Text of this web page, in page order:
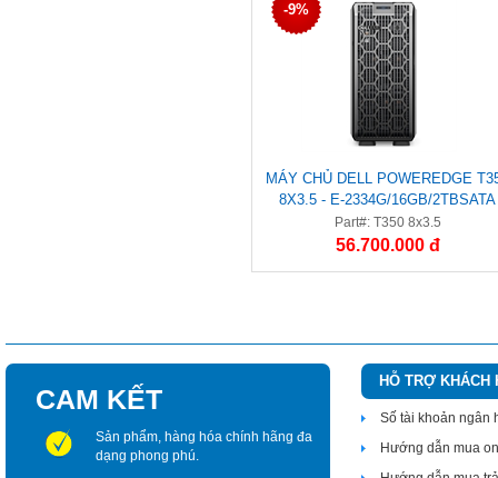
-9%
MÁY CHỦ DELL POWEREDGE
8X3.5 - E-2334G/16GB/2TBSATA
/H755/PSU600W HOT PLUG
Part#: T350 8x3.5
56.700.000 đ
CAM KẾT
Sản phẩm, hàng hóa chính hãng đa
dạng phong phú.
HỖ TRỢ KHÁCH
Số tài khoản ngân
Hướng dẫn mua